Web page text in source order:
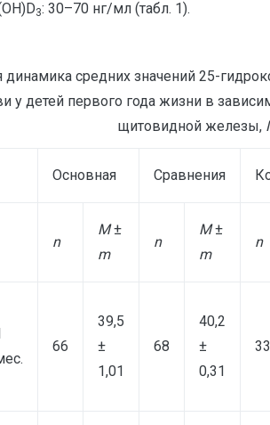
3: 30–70 нг/мл (табл. 1).
динамика средних значений 25-
у детей первого года жизни в
щитовидной железы,
Основная Сравнения
n
M±
m
n
M±
m
n
66
39,5
±
1,01
68
40,2
±
0,31
33